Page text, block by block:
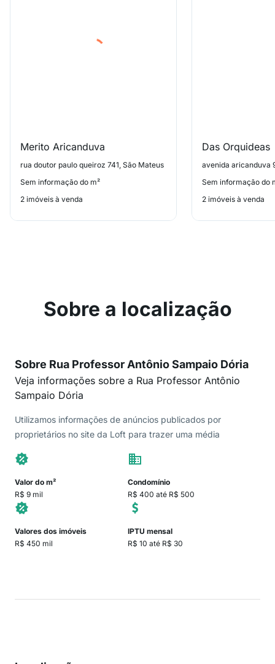
Merito Aricanduva
rua doutor paulo queiroz 741, São Mateus
Sem informação do m²
2 imóveis à venda
Das Orquideas
avenida aricanduva
Sem informação do
2 imóveis à venda
Sobre a localização
Sobre Rua Professor Antônio Sampaio Dória
Veja informações sobre a Rua Professor Antônio
Sampaio Dória
Utilizamos informações de anúncios publicados por
proprietários no site da Loft para trazer uma média
Valor do m²
R$ 9 mil
Condomínio
R$ 400 até R$ 500
Valores dos imóveis
R$ 450 mil
IPTU mensal
R$ 10 até R$ 30